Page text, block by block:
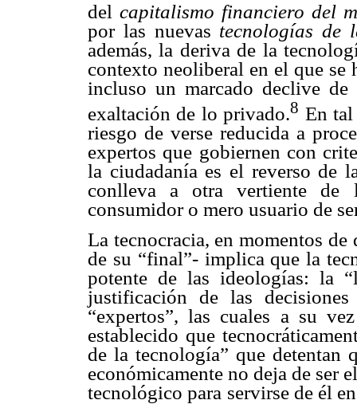
del capitalismo financiero del
por las nuevas tecnologías de
además, la deriva de la
contexto neoliberal en el que
incluso un marcado declive
exaltación de lo privado.8 En tal
riesgo de verse reducida a
expertos que gobiernen con
la ciudadanía es el reverso de
conlleva a otra vertiente de
consumidor o mero usuario de
La tecnocracia, en momentos
de su “final”- implica que la
potente de las ideologías: la
justificación de las
“expertos”, las cuales a su
establecido que
de la tecnología” que detentan
económicamente no deja de ser
tecnológico para servirse de él